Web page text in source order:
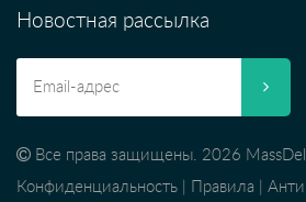
Новостная рассылка
Все права защищены. 2026
Конфиденциальность
Правила